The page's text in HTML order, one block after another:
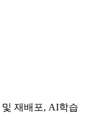
재배포, AI학습